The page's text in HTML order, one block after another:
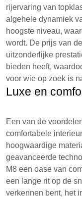
rijervaring van
algehele dynamiek
hoogste niveau,
wordt. De prijs van
uitzonderlijke
bieden heeft,
voor wie op zoek is
Luxe en
Een van de
comfortabele
hoogwaardige
geavanceerde
M8 een oase van
een lange rit op de
verkennen bent, het